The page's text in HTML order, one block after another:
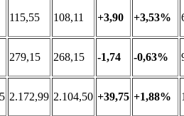
115,55 108,11 +3,90 +3,53%
279,15 268,15 -1,74 -0,63%
2.172,99 2.104,50 +39,75 +1,88%